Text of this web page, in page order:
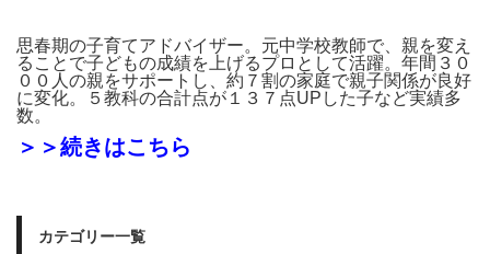
思春期の子育てアドバイザー。元中学校教師で、親を変え
ることで子どもの成績を上げるプロとして活躍。年間３０
００人の親をサポートし、約７割の家庭で親子関係が良好
に変化。５教科の合計点が１３７点UPした子など実績多
数。
＞＞続きはこちら
カテゴリー一覧